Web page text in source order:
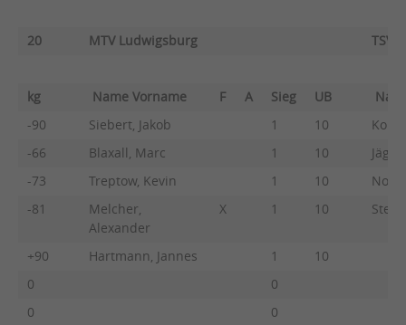
20 MTV Ludwigsburg TSV
kg Name Vorname F A Sieg UB
-90
Siebert, Jakob 1 10
-66
Blaxall, Marc 1 10
-73
Treptow, Kevin 1 10
-81
Melcher,
Alexander
X 1 10
+90 Hartmann, Jannes 1
10
0
0
0
0